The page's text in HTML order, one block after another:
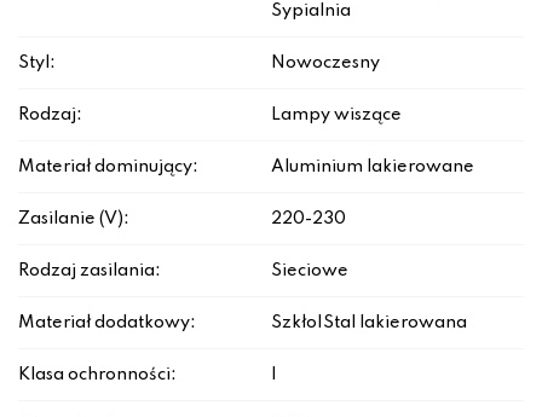
Sypialnia
Styl: Nowoczesny
Rodzaj: Lampy wiszące
Materiał dominujący: Aluminium lakierowane
Zasilanie (V): 220-230
Rodzaj zasilania: Sieciowe
Materiał dodatkowy: Szkło|Stal lakierowana
Klasa ochronności: